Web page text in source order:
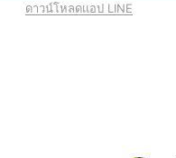
ดาวน์โหลดแอป LINE